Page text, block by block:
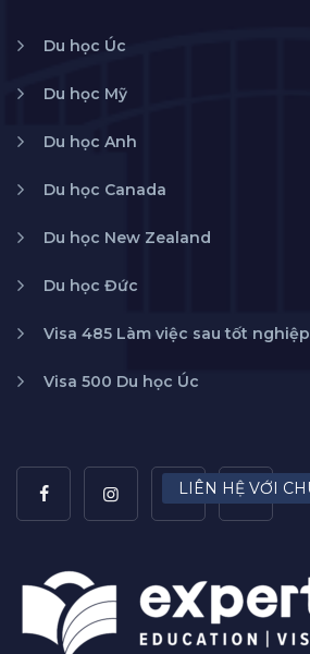
Du học Úc
Du học Mỹ
Du học Anh
Du học Canada
Du học New Zealand
Du học Đức
Visa 485 Làm việc sau tốt nghiệp
Visa 500 Du học Úc